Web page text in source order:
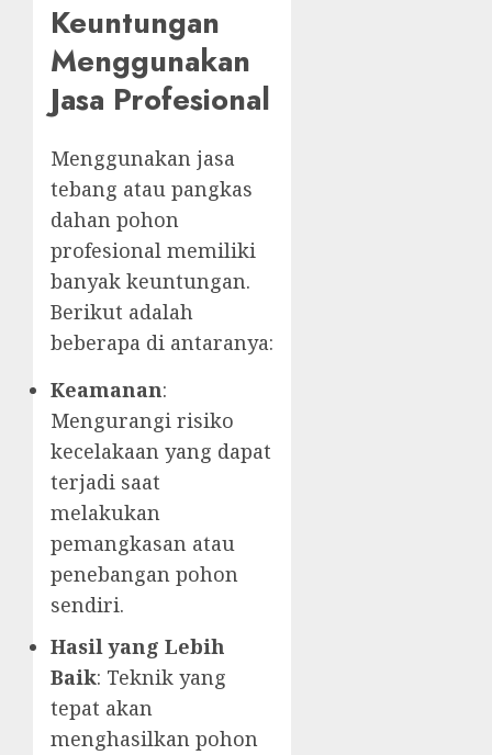
Keuntungan
Menggunakan
Jasa Profesional
Menggunakan jasa
tebang atau pangkas
dahan pohon
profesional memiliki
banyak keuntungan.
Berikut adalah
beberapa di antaranya:
Keamanan:
Mengurangi risiko
kecelakaan yang dapat
terjadi saat
melakukan
pemangkasan atau
penebangan pohon
sendiri.
Hasil yang Lebih
Baik: Teknik yang
tepat akan
menghasilkan pohon